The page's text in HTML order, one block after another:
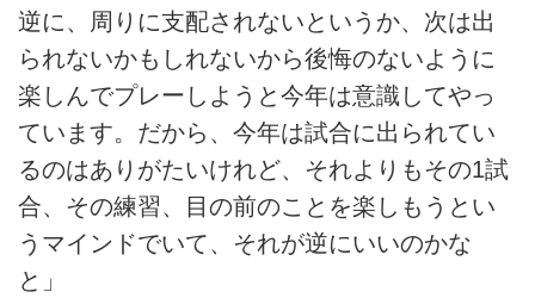
逆に、周りに支配されないというか、次は出
られないかもしれないから後悔のないように
楽しんでプレーしようと今年は意識してやっ
ています。だから、今年は試合に出られてい
るのはありがたいけれど、それよりもその1試
合、その練習、目の前のことを楽しもうとい
うマインドでいて、それが逆にいいのかな
と」